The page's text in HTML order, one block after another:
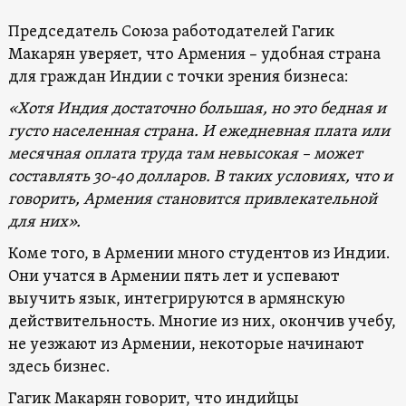
Председатель Союза работодателей Гагик
Макарян уверяет, что Армения – удобная страна
для граждан Индии с точки зрения бизнеса:
«Хотя Индия достаточно большая, но это бедная и
густо населенная страна. И ежедневная плата или
месячная оплата труда там невысокая – может
составлять 30-40 долларов. В таких условиях, что и
говорить, Армения становится привлекательной
для них».
Коме того, в Армении много студентов из Индии.
Они учатся в Армении пять лет и успевают
выучить язык, интегрируются в армянскую
действительность. Многие из них, окончив учебу,
не уезжают из Армении, некоторые начинают
здесь бизнес.
Гагик Макарян говорит, что индийцы